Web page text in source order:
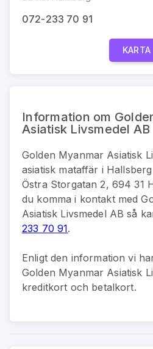
072-233 70 91
KARTA
Information om
Asiatisk Livsmedel AB
Golden Myanmar Asiatisk
asiatisk mataffär i Hallsberg
Östra Storgatan 2, 694 31
du komma i kontakt med
Asiatisk Livsmedel AB så
233 70 91.
Enligt den information vi
Golden Myanmar Asiatisk
kreditkort och betalkort.